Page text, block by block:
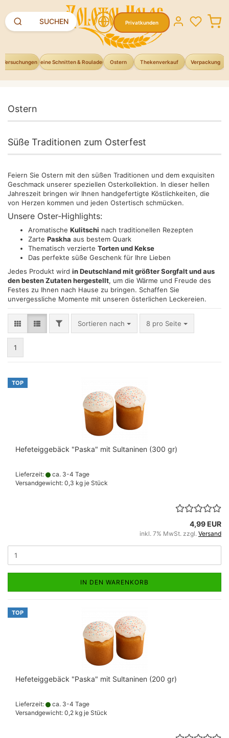
SUCHEN Privatkunden
VersuchungenFeine Schnitten & Rouladen Ostern Thekenverkauf Verpackung
Ostern
Süße Traditionen zum Osterfest
Feiern Sie Ostern mit den süßen Traditionen und dem exquisiten
Geschmack unserer speziellen Osterkollektion. In dieser hellen
Jahreszeit bringen wir Ihnen handgefertigte Köstlichkeiten, die
von Herzen kommen und jeden Ostertisch schmücken.
Unsere Oster-Highlights:
Aromatische Kulitschi nach traditionellen Rezepten
Zarte Paskha aus bestem Quark
Thematisch verzierte Torten und Kekse
Das perfekte süße Geschenk für Ihre Lieben
Jedes Produkt wird in Deutschland mit größter Sorgfalt und aus
den besten Zutaten hergestellt, um die Wärme und Freude des
Festes zu Ihnen nach Hause zu bringen. Schaffen Sie
unvergessliche Momente mit unseren österlichen Leckereien.
FILTERSortieren nach
Sortieren nach 8 pro Seite
pro Seite
1
TOP
Hefeteiggebäck "Paska" mit Sultaninen (300 gr)
Lieferzeit:
ca. 3-4 Tage
Versandgewicht: 0,3 kg je Stück
4,99 EUR
inkl. 7% MwSt. zzgl. Versand
IN DEN WARENKORB
TOP
Hefeteiggebäck "Paska" mit Sultaninen (200 gr)
Lieferzeit:
ca. 3-4 Tage
Versandgewicht: 0,2 kg je Stück